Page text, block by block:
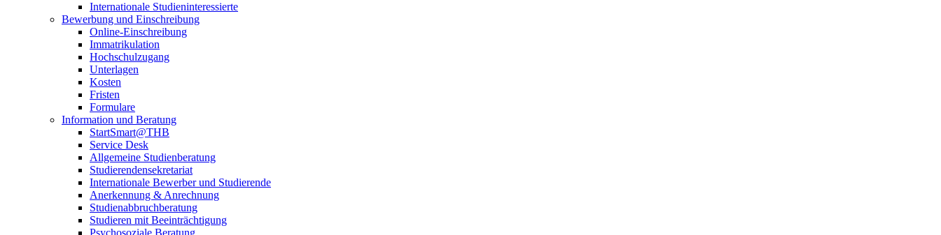
Internationale Studieninteressierte
Bewerbung und Einschreibung
Online-Einschreibung
Immatrikulation
Hochschulzugang
Unterlagen
Kosten
Fristen
Formulare
Information und Beratung
StartSmart@THB
Service Desk
Allgemeine Studienberatung
Studierendensekretariat
Internationale Bewerber und Studierende
Anerkennung & Anrechnung
Studienabbruchberatung
Studieren mit Beeinträchtigung
Psychosoziale Beratung